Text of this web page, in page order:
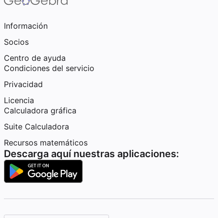
Información
Socios
Centro de ayuda
Condiciones del servicio
Privacidad
Licencia
Calculadora gráfica
Suite Calculadora
Recursos matemáticos
Descarga aquí nuestras aplicaciones: